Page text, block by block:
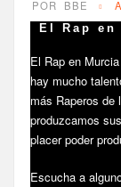
POR BBE
El Rap
El Rap en
hay mucho
más Raperos de
produzcamos
placer poder
Escucha a